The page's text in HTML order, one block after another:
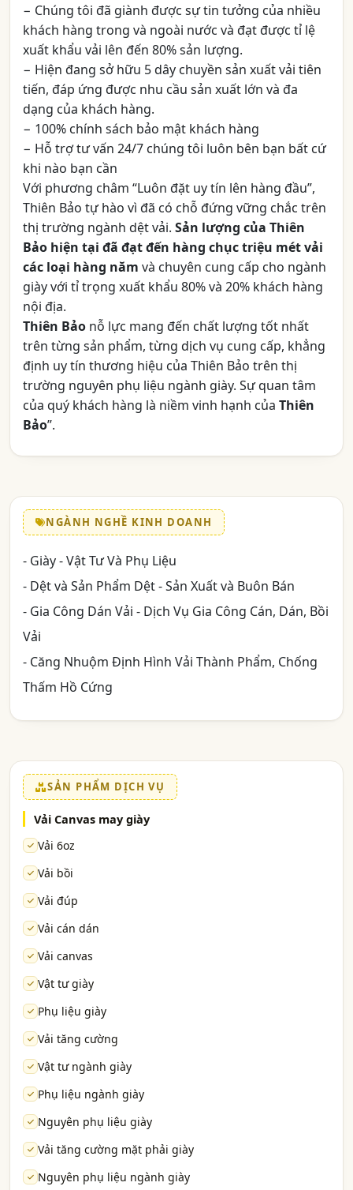
− Chúng tôi đã giành được sự tin tưởng của nhiều
khách hàng trong và ngoài nước và đạt được tỉ lệ
xuất khẩu vải lên đến 80% sản lượng.
− Hiện đang sở hữu 5 dây chuyền sản xuất vải tiên
tiến, đáp ứng được nhu cầu sản xuất lớn và đa
dạng của khách hàng.
− 100% chính sách bảo mật khách hàng
− Hỗ trợ tư vấn 24/7 chúng tôi luôn bên bạn bất cứ
khi nào bạn cần
Với phương châm “Luôn đặt uy tín lên hàng đầu”,
Thiên Bảo tự hào vì đã có chỗ đứng vững chắc trên
thị trường ngành dệt vải. Sản lượng của Thiên
Bảo hiện tại đã đạt đến hàng chục triệu mét vải
các loại hàng năm và chuyên cung cấp cho ngành
giày với tỉ trọng xuất khẩu 80% và 20% khách hàng
nội địa.
Thiên Bảo nỗ lực mang đến chất lượng tốt nhất
trên từng sản phẩm, từng dịch vụ cung cấp, khẳng
định uy tín thương hiệu của Thiên Bảo trên thị
trường nguyên phụ liệu ngành giày. Sự quan tâm
của quý khách hàng là niềm vinh hạnh của Thiên
Bảo”.
NGÀNH NGHỀ KINH DOANH
- Giày - Vật Tư Và Phụ Liệu
- Dệt và Sản Phẩm Dệt - Sản Xuất và Buôn Bán
- Gia Công Dán Vải - Dịch Vụ Gia Công Cán, Dán, Bồi
Vải
- Căng Nhuộm Định Hình Vải Thành Phẩm, Chống
Thấm Hồ Cứng
SẢN PHẨM DỊCH VỤ
Vải Canvas may giày
Vải 6oz
Vải bồi
Vải đúp
Vải cán dán
Vải canvas
Vật tư giày
Phụ liệu giày
Vải tăng cường
Vật tư ngành giày
Phụ liệu ngành giày
Nguyên phụ liệu giày
Vải tăng cường mặt phải giày
Nguyên phụ liệu ngành giày